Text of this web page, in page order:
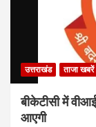
उत्तराखंड ताजा खबरें
बीकेटीसी में
आएगी